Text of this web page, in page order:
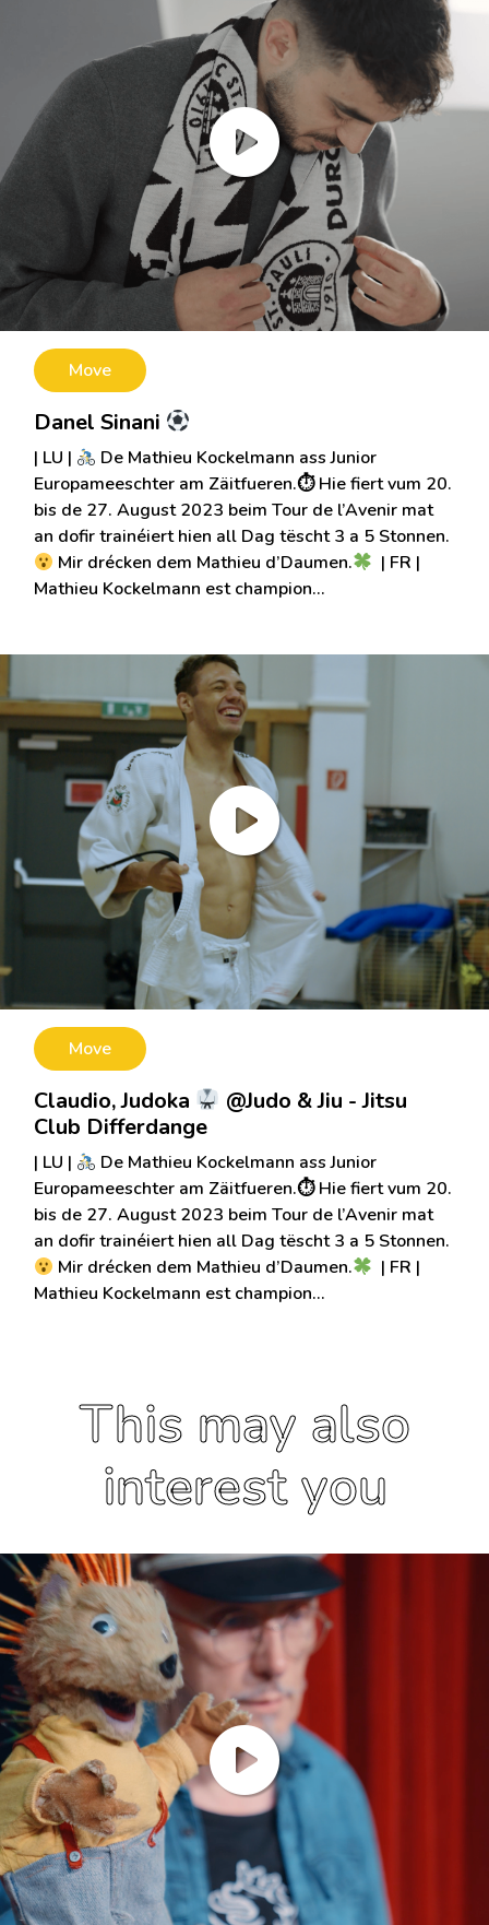
Move
Danel Sinani
| LU |
De Mathieu Kockelmann ass Junior
Europameeschter am Zäitfueren.⏱ Hie fiert vum 20.
bis de 27. August 2023 beim Tour de l’Avenir mat
an dofir trainéiert hien all Dag tëscht 3 a 5 Stonnen.
Mir drécken dem Mathieu d’Daumen.
‌ | FR |
Mathieu Kockelmann est champion…
Move
Claudio, Judoka
@Judo & Jiu - Jitsu
Club Differdange
| LU |
De Mathieu Kockelmann ass Junior
Europameeschter am Zäitfueren.⏱ Hie fiert vum 20.
bis de 27. August 2023 beim Tour de l’Avenir mat
an dofir trainéiert hien all Dag tëscht 3 a 5 Stonnen.
Mir drécken dem Mathieu d’Daumen.
‌ | FR |
Mathieu Kockelmann est champion…
This may also
interest you